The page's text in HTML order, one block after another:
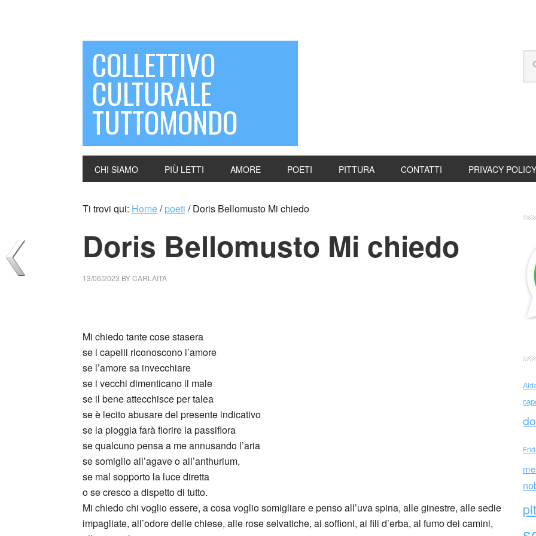
COLLETTIVO
CULTURALE
TUTTOMONDO
CHI SIAMO PIÙ LETTI AMORE POETI PITTURA CONTATTI PRIVACY POLICY
Ti trovi qui: Home/ poeti /Doris Bellomusto Mi chiedo
Doris Bellomusto Mi chiedo
13/06/2023 BYCARLAITA
Mi chiedo tante cose stasera
se i capelli riconoscono l’amore
se l’amore sa invecchiare
se i vecchi dimenticano il male
se il bene attecchisce per talea
se è lecito abusare del presente indicativo
se la pioggia farà fiorire la passiflora
se qualcuno pensa a me annusando l’aria
se somiglio all’agave o all’anthurium,
se mal sopporto la luce diretta
o se cresco a dispetto di tutto.
Mi chiedo chi voglio essere, a cosa voglio somigliare e penso all’uva spina, alle ginestre, alle sedie
impagliate, all’odore delle chiese, alle rose selvatiche, ai soffioni, ai fili d’erba, al fumo dei camini,